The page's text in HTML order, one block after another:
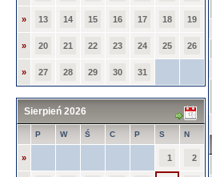
» 13 14 15 16 17 18 19
» 20 21 22 23 24 25 26
» 27 28 29 30 31
Sierpień 2026
P W Ś C P S N
» 1 2